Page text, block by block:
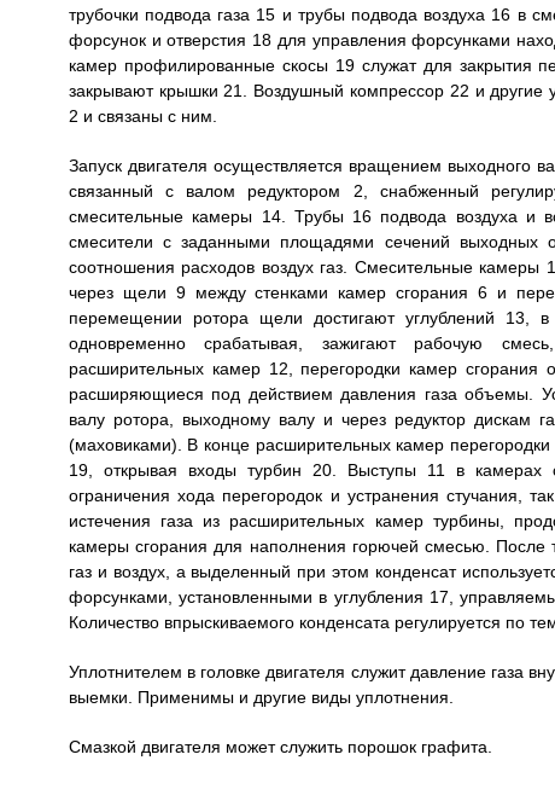
трубочки подвода газа 15 и трубы подвода воздуха 16 в
форсунок и отверстия 18 для управления форсунками
камер профилированные скосы 19 служат для закрытия
закрывают крышки 21. Воздушный компрессор 22 и другие
2 и связаны с ним.
Запуск двигателя осуществляется вращением выходного
связанный с валом редуктором 2, снабженный
смесительные камеры 14. Трубы 16 подвода воздуха и
смесители с заданными площадями сечений выходных
соотношения расходов воздух газ. Смесительные
через щели 9 между стенками камер сгорания 6 и
перемещении ротора щели достигают углублений 13, в
одновременно срабатывая, зажигают рабочую
расширительных камер 12, перегородки камер
расширяющиеся под действием давления газа объемы.
валу ротора, выходному валу и через редуктор дискам
(маховиками). В конце расширительных камер
19, открывая входы турбин 20. Выступы 11 в камерах
ограничения хода перегородок и устранения стучания,
истечения газа из расширительных камер турбины,
камеры сгорания для наполнения горючей смесью. После
газ и воздух, а выделенный при этом конденсат
форсунками, установленными в углубления 17,
Количество впрыскиваемого конденсата регулируется по
Уплотнителем в головке двигателя служит давление газа
выемки. Применимы и другие виды уплотнения.
Смазкой двигателя может служить порошок графита.